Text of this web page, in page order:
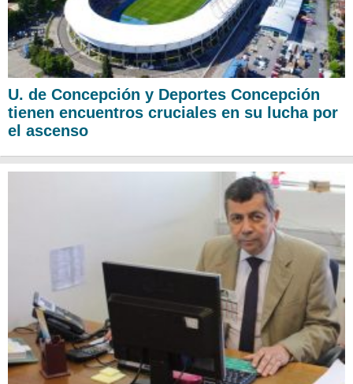
U. de Concepción y Deportes Concepción
tienen encuentros cruciales en su lucha por
el ascenso